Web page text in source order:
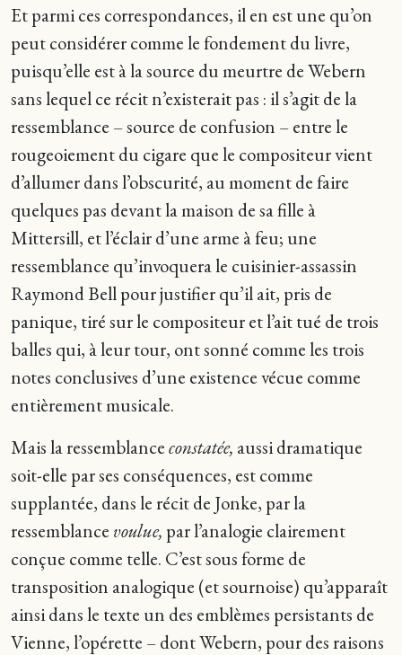
Et parmi ces correspondances, il en est une qu’on
peut considérer comme le fondement du livre,
puisqu’elle est à la source du meurtre de Webern
sans lequel ce récit n’existerait pas : il s’agit de la
ressemblance – source de confusion – entre le
rougeoiement du cigare que le compositeur vient
d’allumer dans l’obscurité, au moment de faire
quelques pas devant la maison de sa fille à
Mittersill, et l’éclair d’une arme à feu; une
ressemblance qu’invoquera le cuisinier-assassin
Raymond Bell pour justifier qu’il ait, pris de
panique, tiré sur le compositeur et l’ait tué de trois
balles qui, à leur tour, ont sonné comme les trois
notes conclusives d’une existence vécue comme
entièrement musicale.
Mais la ressemblanceconstatée, aussi dramatique
soit-elle par ses conséquences, est comme
supplantée, dans le récit de Jonke, par la
ressemblance voulue, par l’analogie clairement
conçue comme telle. C’est sous forme de
transposition analogique (et sournoise) qu’apparaît
ainsi dans le texte un des emblèmes persistants de
Vienne, l’opérette – dont Webern, pour des raisons